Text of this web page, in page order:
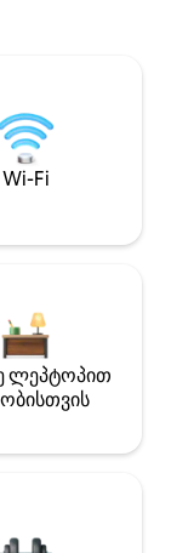
Wi-Fi
ლეპტოპით